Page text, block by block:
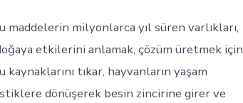
milyonlarca yıl süren varlıkları,
etkilerini anlamak, çözüm üretmek için
tıkar, hayvanların yaşam
dönüşerek besin zincirine girer ve